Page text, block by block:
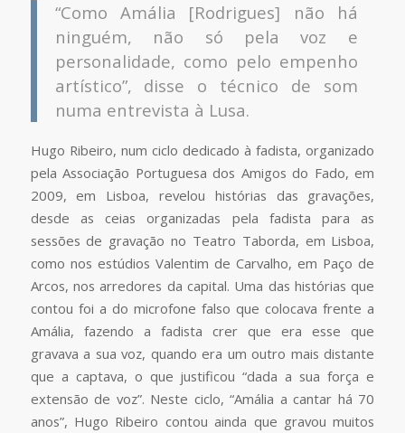
“Como Amália [Rodrigues] não há
ninguém, não só pela voz e
personalidade, como pelo empenho
artístico”, disse o técnico de som
numa entrevista à Lusa.
Hugo Ribeiro, num ciclo dedicado à fadista, organizado
pela Associação Portuguesa dos Amigos do Fado, em
2009, em Lisboa, revelou histórias das gravações,
desde as ceias organizadas pela fadista para as
sessões de gravação no Teatro Taborda, em Lisboa,
como nos estúdios Valentim de Carvalho, em Paço de
Arcos, nos arredores da capital. Uma das histórias que
contou foi a do microfone falso que colocava frente a
Amália, fazendo a fadista crer que era esse que
gravava a sua voz, quando era um outro mais distante
que a captava, o que justificou “dada a sua força e
extensão de voz”. Neste ciclo, “Amália a cantar há 70
anos”, Hugo Ribeiro contou ainda que gravou muitos